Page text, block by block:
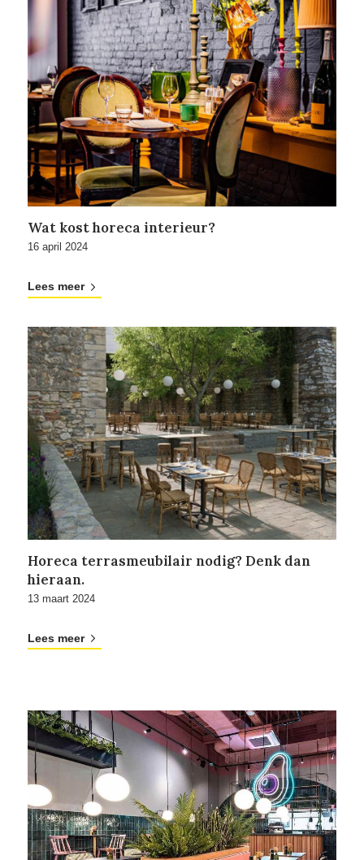
Wat kost horeca interieur?
16 april 2024
Lees meer
Horeca terrasmeubilair nodig? Denk dan
hieraan.
13 maart 2024
Lees meer